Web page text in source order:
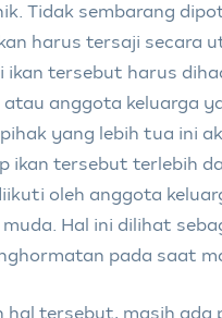
Tidak sembarang
harus tersaji secara
ikan tersebut harus
anggota keluarga
yang lebih tua ini
ikan tersebut terlebih
oleh anggota
Hal ini dilihat
pada saat
hal tersebut, masih ada